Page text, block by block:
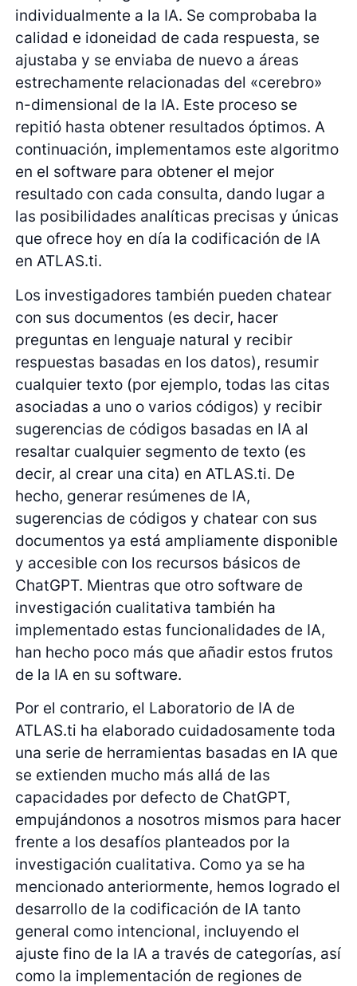
individualmente a la IA. Se comprobaba la
calidad e idoneidad de cada respuesta, se
ajustaba y se enviaba de nuevo a áreas
estrechamente relacionadas del «cerebro»
n-dimensional de la IA. Este proceso se
repitió hasta obtener resultados óptimos. A
continuación, implementamos este algoritmo
en el software para obtener el mejor
resultado con cada consulta, dando lugar a
las posibilidades analíticas precisas y únicas
que ofrece hoy en día la codificación de IA
en ATLAS.ti.
Los investigadores también pueden chatear
con sus documentos (es decir, hacer
preguntas en lenguaje natural y recibir
respuestas basadas en los datos), resumir
cualquier texto (por ejemplo, todas las citas
asociadas a uno o varios códigos) y recibir
sugerencias de códigos basadas en IA al
resaltar cualquier segmento de texto (es
decir, al crear una cita) en ATLAS.ti. De
hecho, generar resúmenes de IA,
sugerencias de códigos y chatear con sus
documentos ya está ampliamente disponible
y accesible con los recursos básicos de
ChatGPT. Mientras que otro software de
investigación cualitativa también ha
implementado estas funcionalidades de IA,
han hecho poco más que añadir estos frutos
de la IA en su software.
Por el contrario, el Laboratorio de IA de
ATLAS.ti ha elaborado cuidadosamente toda
una serie de herramientas basadas en IA que
se extienden mucho más allá de las
capacidades por defecto de ChatGPT,
empujándonos a nosotros mismos para hacer
frente a los desafíos planteados por la
investigación cualitativa. Como ya se ha
mencionado anteriormente, hemos logrado el
desarrollo de la codificación de IA tanto
general como intencional, incluyendo el
ajuste fino de la IA a través de categorías, así
como la implementación de regiones de